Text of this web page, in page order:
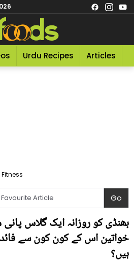
Urdu Recipes Articles
بھنڈی کو روزانہ ایک گلاس
خواتین اس کے کون کون سے
ہیں؟